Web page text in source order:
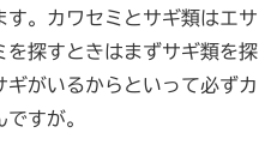
。カワセミとサギ類はエサ
を探すときはまずサギ類を探
がいるからといって必ずカ
すが。